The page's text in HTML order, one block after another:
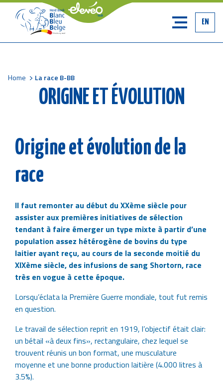
EN
Breadcrumb
Home La race B-BB
ORIGINE ET ÉVOLUTION
Origine et évolution de la
race
Il faut remonter au début du XXème siècle pour
assister aux premières initiatives de sélection
tendant à faire émerger un type mixte à partir d’une
population assez hétérogène de bovins du type
laitier ayant reçu, au cours de la seconde moitié du
XIXème siècle, des infusions de sang Shortorn, race
très en vogue à cette époque.
Lorsqu’éclata la Première Guerre mondiale, tout fut remis
en question.
Le travail de sélection reprit en 1919, l’objectif était clair:
un bétail «à deux fins», rectangulaire, chez lequel se
trouvent réunis un bon format, une musculature
moyenne et une bonne production laitière (4.000 litres à
3.5%).